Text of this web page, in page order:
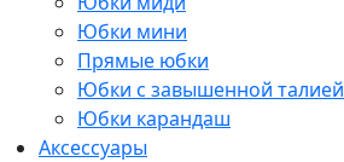
Юбки мини
Прямые юбки
Юбки с завышенной талией
Юбки карандаш
Аксессуары